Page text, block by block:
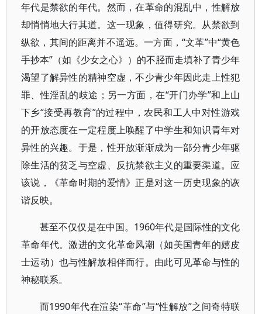
年代是禁欲的年代。然而，在革命的混乱中，性解放
却悄悄地大行其道。这一现象，值得研究。从禁欲到
纵欲，其间的距离并不遥远。一方面，“文革”中“黄色
手抄本”（如《少女之心》）的不胫而走填补了青少年
渴望了解异性的精神空虚，不少青少年因此走上性犯
罪、性淫乱的歧途；另一方面，在“开门办学”和上山
下乡“接受再教育”的过程中，农民和工人中对性游戏
的开放态度在一定程度上唤醒了中学生和知识青年对
异性的兴趣。于是，性开放渐渐成为一部分青少年驱
除生活的贫乏与空虚、反抗禁欲主义的重要渠道。应
该说，《革命时期的爱情》正是对这一历史现象的诙
谐反映。
甚至不仅仅是在中国。1960年代是国际性的文化
革命年代。激进的文化革命风潮（如美国青年的嬉皮
士运动）也与性解放相伴而行。由此可见革命与性的
神秘联系。
而1990年代在渲染“革命”与“性解放”之间奇特联